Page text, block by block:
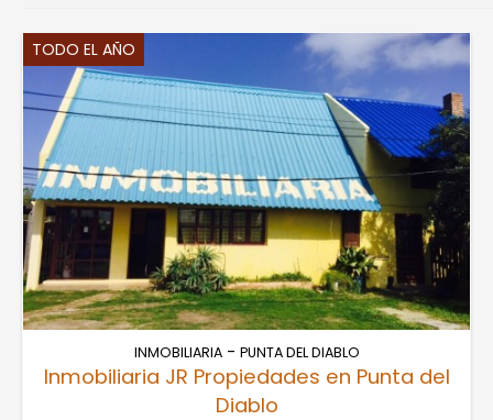
TODO EL AÑO
INMOBILIARIA- PUNTA DEL DIABLO
Inmobiliaria JR Propiedades en Punta del
Diablo